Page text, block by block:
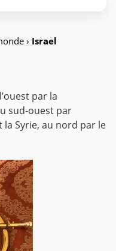
› Israel
par la
sud-ouest par
la Syrie, au nord par le